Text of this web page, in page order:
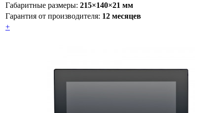
Габаритные размеры: 215×140×21 мм
Гарантия от производителя: 12 месяцев
+